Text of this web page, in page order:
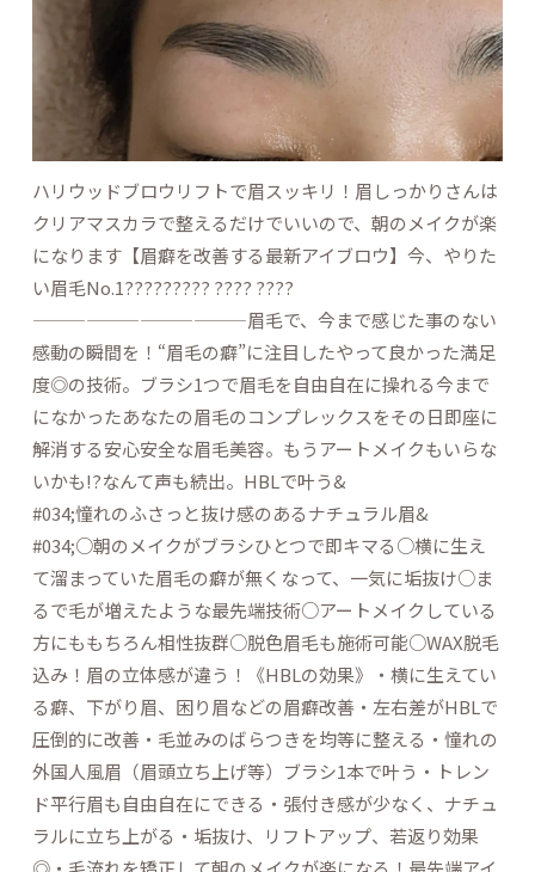
ハリウッドブロウリフトで眉スッキリ！眉しっかりさんは
クリアマスカラで整えるだけでいいので、朝のメイクが楽
になります【眉癖を改善する最新アイブロウ】今、やりた
い眉毛No.1????????? ???? ????︎
————————————眉毛で、今まで感じた事のない
感動の瞬間を！“眉毛の癖”に注目したやって良かった満足
度◎の技術。ブラシ1つで眉毛を自由自在に操れる今まで
になかったあなたの眉毛のコンプレックスをその日即座に
解消する安心安全な眉毛美容。もうアートメイクもいらな
いかも!?なんて声も続出。HBLで叶う&
#034;憧れのふさっと抜け感のあるナチュラル眉&
#034;○朝のメイクがブラシひとつで即キマる○横に生え
て溜まっていた眉毛の癖が無くなって、一気に垢抜け○ま
るで毛が増えたような最先端技術○アートメイクしている
方にももちろん相性抜群○脱色眉毛も施術可能○WAX脱毛
込み！眉の立体感が違う！《HBLの効果》・横に生えてい
る癖、下がり眉、困り眉などの眉癖改善・左右差がHBLで
圧倒的に改善・毛並みのばらつきを均等に整える・憧れの
外国人風眉（眉頭立ち上げ等）ブラシ1本で叶う・トレン
ド平行眉も自由自在にできる・張付き感が少なく、ナチュ
ラルに立ち上がる・垢抜け、リフトアップ、若返り効果